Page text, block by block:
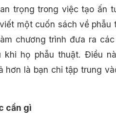
trọng trong việc tạo ấn
một cuốn sách về phẫu
chương trình đưa ra các
họ phẫu thuật. Điều
hơn là bạn chỉ tập trung
cần gì